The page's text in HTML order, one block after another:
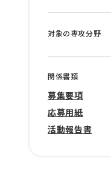
対象の専攻分野
関係書類
募集要項
応募用紙
活動報告書